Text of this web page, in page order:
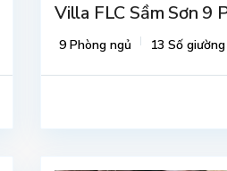
Villa FLC Sầm Sơn 9
9 Phòng ngủ 13 Số giường